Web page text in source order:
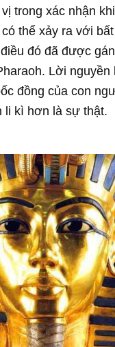
trong xác nhận
thể xảy ra với
đó đã được
Lời nguyền
đồng của con
li kì hơn là sự thật.